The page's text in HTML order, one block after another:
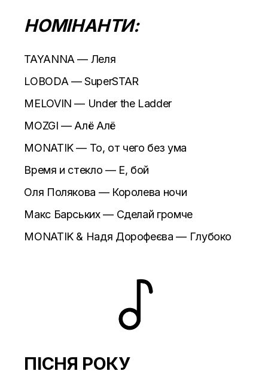
НОМІНАНТИ:
TAYANNA — Леля
LOBODA — SuperSTAR
MELOVIN — Under the Ladder
MOZGI — Алё Алё
MONATIK — То, от чего без ума
Время и стекло — Е, бой
Оля Полякова — Королева ночи
Макс Барських — Сделай громче
MONATIK & Надя Дорофеєва — Глубоко
ПІСНЯ РОКУ